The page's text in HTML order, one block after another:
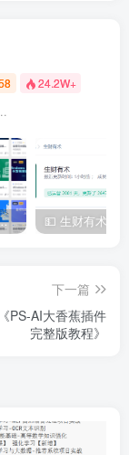
24.2W+
多条资源 年费用户微信私信获取权限
下一篇
PS-AI大香蕉插件
完整版教程》